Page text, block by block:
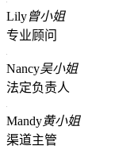
Lily曾小姐
专业顾问
Nancy吴小姐
法定负责人
Mandy黄小姐
渠道主管